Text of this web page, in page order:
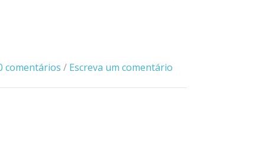
comentários / Escreva um comentário